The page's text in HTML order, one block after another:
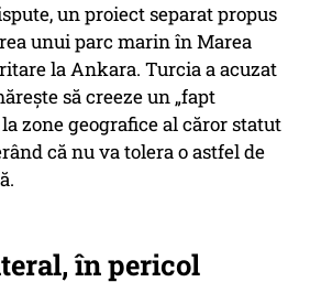
un proiect separat propus
unui parc marin în Marea
la Ankara. Turcia a acuzat
să creeze un „fapt
zone geografice al căror statut
că nu va tolera o astfel de
în pericol